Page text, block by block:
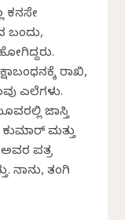
ಕನಸೇ
ಬಂದು,
ರಾಖಿ,
ಎಲೆಗಳು.
ಜಾಸ್ತಿ
ಮತ್ತು
ಪತ್ರ
ನಾನು, ತಂಗಿ